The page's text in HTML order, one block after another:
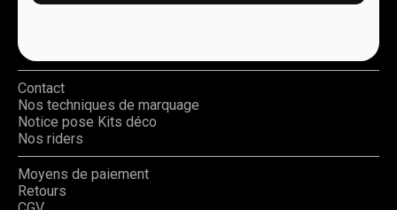
Contact
Nos techniques de marquage
Notice pose Kits déco
Nos riders
Moyens de paiement
Retours